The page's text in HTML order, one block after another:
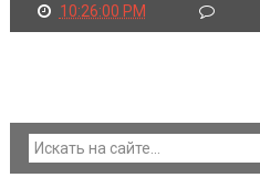
10:26:00 PM